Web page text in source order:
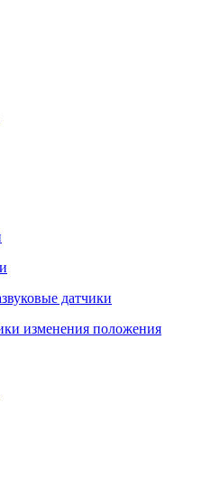
датчики
изменения положения